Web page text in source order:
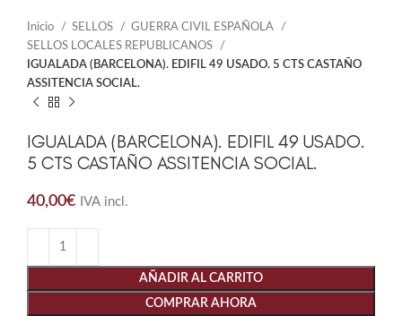
Inicio SELLOS
GUERRA CIVIL ESPAÑOLA
SELLOS LOCALES REPUBLICANOS
IGUALADA (BARCELONA). EDIFIL 49 USADO. 5 CTS CASTAÑO
ASSITENCIA SOCIAL.
IGUALADA (BARCELONA). EDIFIL 49 USADO.
5 CTS CASTAÑO ASSITENCIA SOCIAL.
40,00€ IVA incl.
AÑADIR AL CARRITO
COMPRAR AHORA